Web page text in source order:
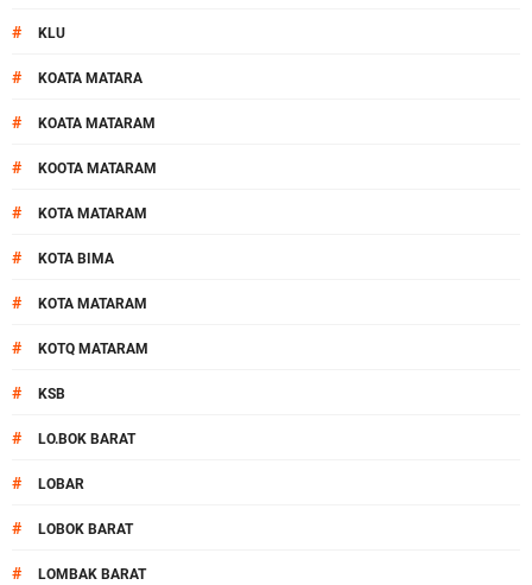
# KLU
# KOATA MATARA
# KOATA MATARAM
# KOOTA MATARAM
# KOTA MATARAM
# KOTA BIMA
# KOTA MATARAM
# KOTQ MATARAM
# KSB
# LO.BOK BARAT
# LOBAR
# LOBOK BARAT
# LOMBAK BARAT